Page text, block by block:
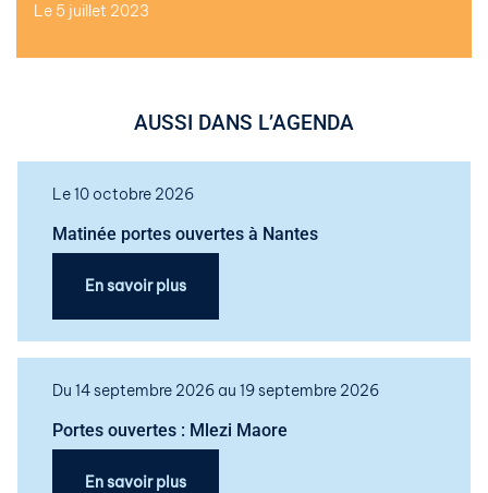
Le 5 juillet 2023
AUSSI DANS L’AGENDA
Le 10 octobre 2026
Matinée portes ouvertes à Nantes
En savoir plus
Du 14 septembre 2026 au 19 septembre 2026
Portes ouvertes : Mlezi Maore
En savoir plus